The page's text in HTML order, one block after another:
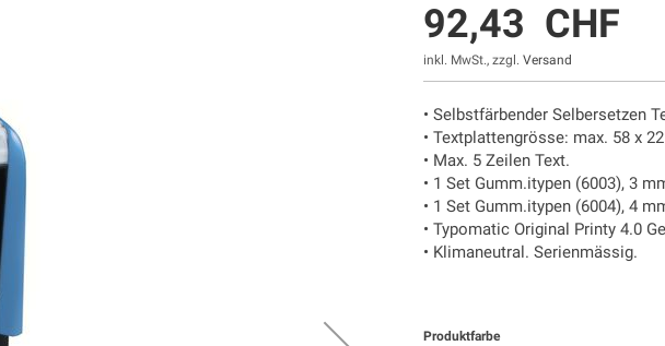
92,43 CHF
inkl. MwSt., zzgl.Versand
• Selbstfärbender Selbersetzen
• Textplattengrösse: max. 58 x
• Max. 5 Zeilen Text.
• 1 Set Gumm.itypen (6003), 3
• 1 Set Gumm.itypen (6004), 4
• Typomatic Original Printy 4.0
• Klimaneutral. Serienmässig.
Produktfarbe